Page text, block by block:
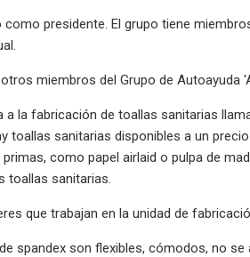
como presidente. El grupo tiene
miembros del Grupo de Autoayuda
a la fabricación de toallas sanitarias
toallas sanitarias disponibles a un
como papel airlaid o pulpa de
toallas sanitarias.
que trabajan en la unidad de
spandex son flexibles, cómodos, no